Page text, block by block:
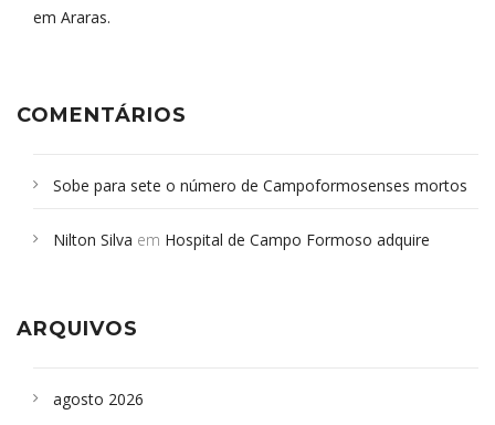
em Araras.
COMENTÁRIOS
Sobe para sete o número de Campoformosenses mortos
Campoformosenses que morreram em desabamentos são
Nilton Silva em Hospital de Campo Formoso adquire
ARQUIVOS
agosto 2026